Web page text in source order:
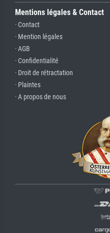
Mentions légales & Contact
· Contact
· Mention légales
· AGB
· Confidentialité
· Droit de rétractation
· Plaintes
· A propos de nous